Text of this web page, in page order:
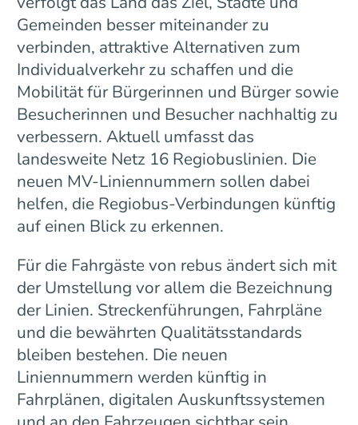
Gemeinden besser miteinander zu
verbinden, attraktive Alternativen zum
Individualverkehr zu schaffen und die
Mobilität für Bürgerinnen und Bürger sowie
Besucherinnen und Besucher nachhaltig zu
verbessern. Aktuell umfasst das
landesweite Netz 16 Regiobuslinien. Die
neuen MV-Liniennummern sollen dabei
helfen, die Regiobus-Verbindungen künftig
auf einen Blick zu erkennen.
Für die Fahrgäste von rebus ändert sich mit
der Umstellung vor allem die Bezeichnung
der Linien. Streckenführungen, Fahrpläne
und die bewährten Qualitätsstandards
bleiben bestehen. Die neuen
Liniennummern werden künftig in
Fahrplänen, digitalen Auskunftssystemen